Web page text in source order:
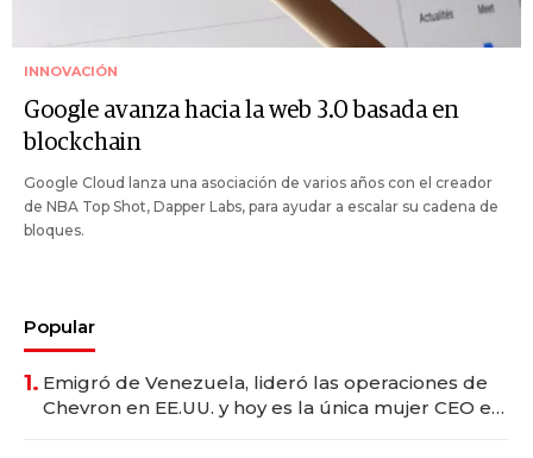
INNOVACIÓN
Google avanza hacia la web 3.0 basada en
blockchain
Google Cloud lanza una asociación de varios años con el creador
de NBA Top Shot, Dapper Labs, para ayudar a escalar su cadena de
bloques.
Popular
1. Emigró de Venezuela, lideró las operaciones de
Chevron en EE.UU. y hoy es la única mujer CEO en